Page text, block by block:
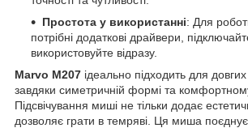
Простота у використанні: Для
потрібні додаткові драйвери,
використовуйте відразу.
Marvo M207 ідеально підходить для довгих
завдяки симетричній формі та
Підсвічування миші не тільки додає
дозволяє грати в темряві. Ця миша поєднує